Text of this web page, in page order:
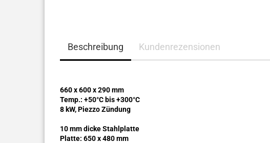
Beschreibung Kundenrezensionen
660 x 600 x 290 mm
Temp.: +50°C bis +300°C
8 kW, Piezzo Zündung
10 mm dicke Stahlplatte
Platte: 650 x 480 mm